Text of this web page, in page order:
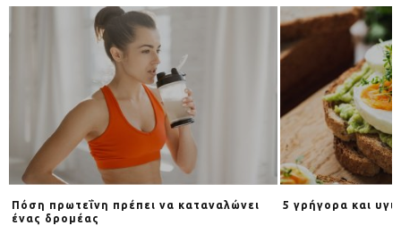
Πόση πρωτεΐνη πρέπει να καταναλώνει
ένας δρομέας
5 γρήγορα και